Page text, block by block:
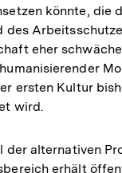
könnte, die
des
eher
ersten Kultur
wird.
der alternativen
erhält